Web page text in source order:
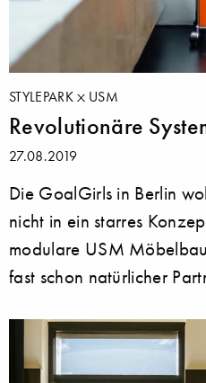
STYLEPARK USM
Revolutionäre
27.08.2019
Die GoalGirls in Berlin
nicht in ein starres
modulare USM
fast schon natürlicher